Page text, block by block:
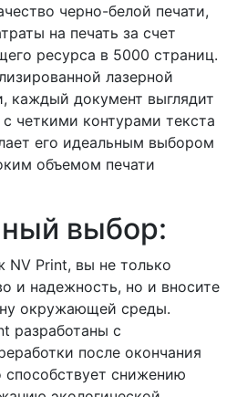
черно-белой печати,
на печать за счет
ресурса в 5000 страниц.
лазерной
каждый документ выглядит
четкими контурами текста
его идеальным выбором
объемом печати
выбор:
NV Print, вы не только
и надежность, но и вносите
окружающей среды.
разработаны с
после окончания
снижению